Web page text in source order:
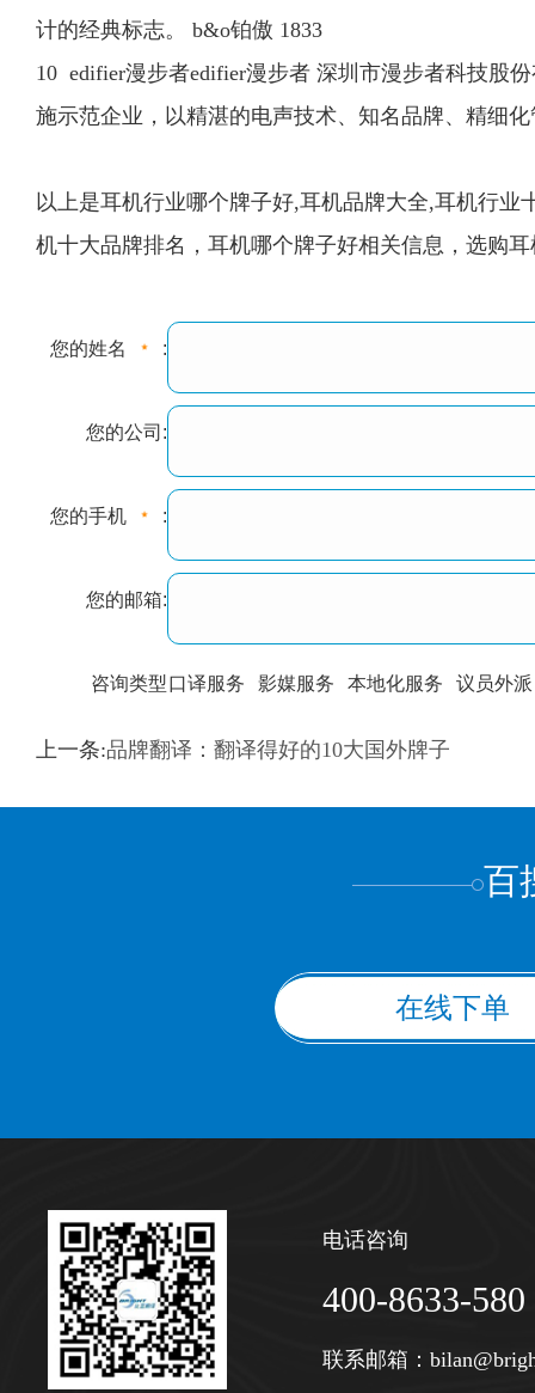
计的经典标志。 b&o铂傲 1833
10 edifier漫步者edifier漫步者 深圳市漫步者科技股
施示范企业，以精湛的电声技术、知名品牌、精细
以上是耳机行业哪个牌子好,耳机品牌大全,耳机行
机十大品牌排名，耳机哪个牌子好相关信息，选购
您的姓名 :
您的公司:
您的手机 :
您的邮箱:
咨询类型口译服务 影媒服务 本地化服务 议员外派
训翻译 标准级 专业级 出版级
上一条:品牌翻译：翻译得好的10大国外牌子
百
在线下单
电话咨询
400-8633-580
联系邮箱：